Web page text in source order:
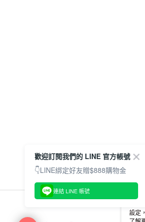
本
設定
歡迎訂閱我們的 LINE 官方帳號
👇LINE綁定好友贈$888購物金
連結 LINE 帳號